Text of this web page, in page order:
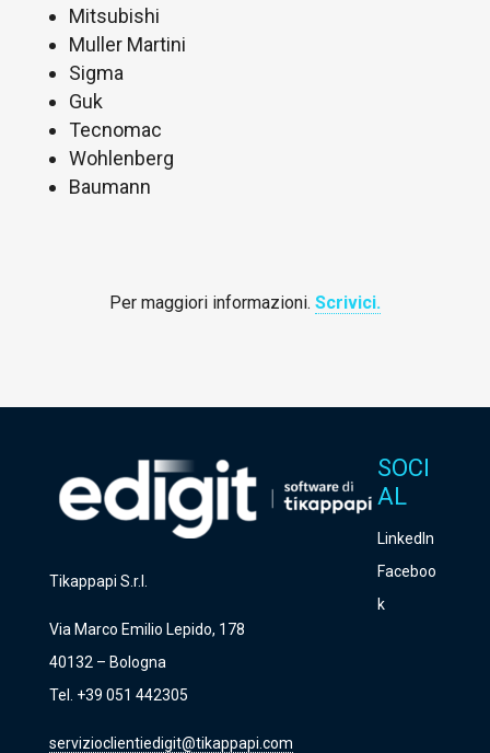
Mitsubishi
Muller Martini
Sigma
Guk
Tecnomac
Wohlenberg
Baumann
Per maggiori informazioni. Scrivici.
Tikappapi S.r.l.
Via Marco Emilio Lepido, 178
40132 – Bologna
Tel. +39 051 442305
servizioclientiedigit@tikappapi.com
SOCI
AL
LinkedIn
Faceboo
k